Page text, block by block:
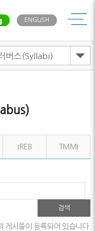
ENGLISH메뉴
IREB TMMI
검색
게시물이 등록되어 있습니다.